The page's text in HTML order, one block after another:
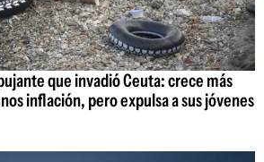
que invadió Ceuta: crece más
inflación, pero expulsa a sus jóvenes